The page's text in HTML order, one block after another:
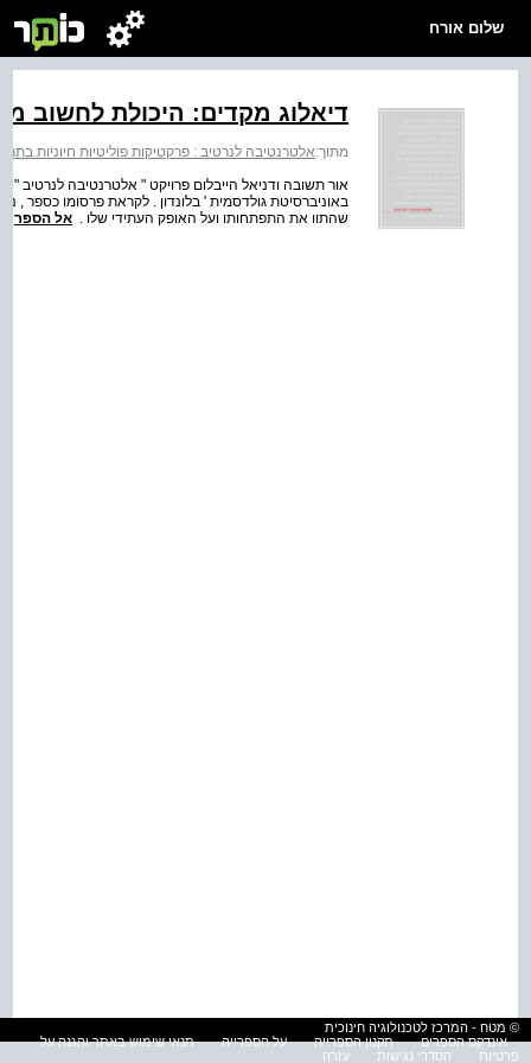
שלום אורח
דיאלוג מקדים: היכולת לחשוב
מתוך:אלטרנטיבה לנרטיב : פרקטיקות פוליטיות חיוניות
באוניברסיטת גולדסמית ' בלונדון . לקראת פרסומו כספר ,
שהתוו את התפתחותו ועל האופק העתידי שלו . אל הספר
© מטח - המרכז לטכנולוגיה חינוכית
אינדקס הספרים
תקנון הספרייה על הספרייה
תנאי שימוש באתר והגנה על
פרטיות
הסדרי נגישות עזרה